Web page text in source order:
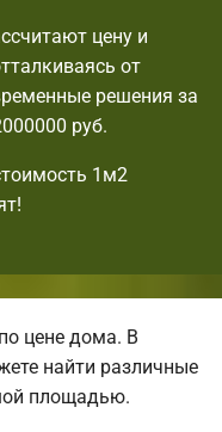
цену и
от
решения за
руб.
1м2
цене дома. В
найти различные
площадью.